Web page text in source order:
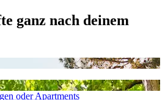
ganz nach deinem
oder Apartments